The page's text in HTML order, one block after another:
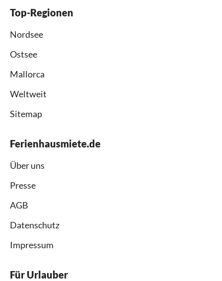
Top-Regionen
Nordsee
Ostsee
Mallorca
Weltweit
Sitemap
Ferienhausmiete.de
Über uns
Presse
AGB
Datenschutz
Impressum
Für Urlauber